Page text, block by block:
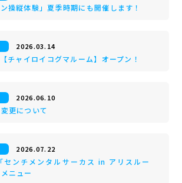
操縦体験」夏季時期にも開催します！
2026.03.14
チャイロイコグマルーム】オープン！
2026.06.10
更について
2026.07.22
ンチメンタルサーカス in アリスルー
ニュー